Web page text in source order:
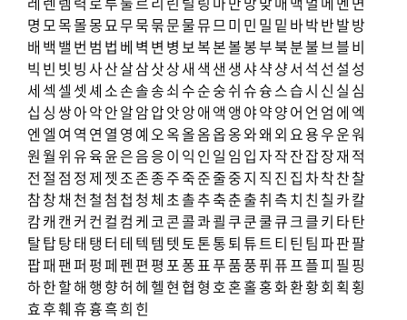
명 모목몰몽묘무묵묶문물뮤므미 민 밀 밑 바박반발방
배 백 밸 번 범 법 베 벽 변 병 보복본볼봉부북분불브블비
빅 빈 빗 빙사산살삼삿상새 색 샌 생샤샥샹서 석 선 설 성
세 섹 셀 셋셰 소손솔송쇠수순숭쉬슈슝스습시 신 실 심
십 싱 쌍아악안알암압앗앙애 액 앵 야약양어 언 엄 에 엑
엔 엘 여 역 연 열 영 예 오옥올옴옵옹와왜 외 요용우운워
원월 위유육윤은음응이 익 인 일 임 입자작잔잡장재 적
전 절 점 정 제 젯 조존종주죽준줄중지 직 진 집 차착찬찰
참창채 천 철 첨 첩 청 체 초촐추축춘출취측치 친 칠 카칼
캄캐 캔 커 컨 컬 컴 케 코콘콜콰쾰 쿠쿤쿨큐크클키 타탄
탈탑탕태 탱 터 테 텍 템 텟 토톤통퇴튜트티 틴 팀파판팔
팝패팬퍼 펑페펜 편 평 포퐁표푸품풍퓌 퓨프플피 필 핑
하한할해행 향허헤헬 현협 형 호혼홀홍화환황회 획 횡
효 후훼휴흉흑희 힌